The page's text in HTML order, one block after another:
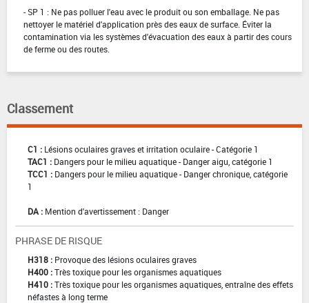
- SP 1 : Ne pas polluer l'eau avec le produit ou son emballage. Ne pas
nettoyer le matériel d'application près des eaux de surface. Éviter la
contamination via les systèmes d'évacuation des eaux à partir des cours
de ferme ou des routes.
Classement
C1 : Lésions oculaires graves et irritation oculaire - Catégorie 1
TAC1 : Dangers pour le milieu aquatique - Danger aigu, catégorie 1
TCC1 : Dangers pour le milieu aquatique - Danger chronique, catégorie
1
DA : Mention d'avertissement : Danger
PHRASE DE RISQUE
H318 : Provoque des lésions oculaires graves
H400 :Très toxique pour les organismes aquatiques
H410 :Très toxique pour les organismes aquatiques, entraîne des effets
néfastes à long terme